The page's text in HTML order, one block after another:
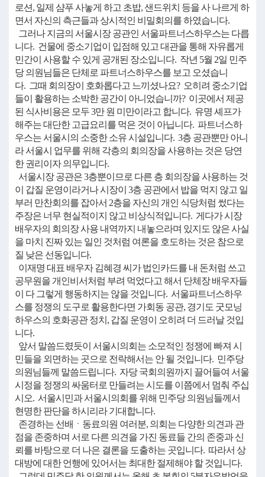
로션, 일제 샴푸 사놓게 하고 초밥, 샌드위치 등을 사 나르게 하
면서 자신의 측근들과 상시적인 비밀회의를 하였습니다.
그러나 지금의 서울시장 공관인 서울파트너스하우스는 다릅
니다. 건물에 중소기업이 입점해 있고 대관을 통해 자유롭게
민간이 사용할 수 있게 공개된 장소입니다. 작년 5월 2일 민주
당 의원님들은 단체로 파트너스하우스를 보고 오셨습니
다. 그때 회의장이 호화롭다고 느끼셨나요? 오히려 중소기업
들이 활용하는 소박한 공간이 아니었습니까? 이곳에서 제공
된 식사비용은 모두 3만 원 미만이라고 합니다. 유명 셰프가
해주는 대단한 고급요리를 먹은 것이 아닙니다. 파트너스하
우스는 서울시의 소중한 소유 시설입니다. 3층 공관뿐만 아니
라 서울시 업무를 위해 각층의 회의장을 사용하는 것은 당연
한 권리이자 의무입니다.
서울시장 공관은 3층뿐이므로 다른 층 회의장을 사용하는 것
이 갑질 운영이라거나 시장이 3층 공관에서 밥을 먹지 않고 일
부러 만찬회의를 잡아서 2층을 자신의 개인 식당처럼 썼다는
주장은 너무 현실적이지 않고 비상식적입니다. 게다가 시장
배우자의 회의장 사용 내역까지 내놓으라며 있지도 않은 사실
을 마치 진짜 있는 일인 것처럼 여론을 호도하는 것은 참으로
질 낮은 선동입니다.
이재명 대표 배우자 김혜경 씨가 법인카드를 내 돈처럼 쓰고
공무원을 개인비서처럼 부려 먹었다고 해서 단체장 배우자들
이 다 그렇게 행동하지는 않을 것입니다. 서울파트너스하우
스를 정쟁의 도구로 활용한다면 가회동 공관, 경기도 굿모닝
하우스의 호화공관 정치, 갑질 운영이 오히려 더 드러날 것입
니다.
앞서 말씀드렸듯이 서울시의회는 소모적인 정쟁에 빠져 시
민들을 외면하는 곳으로 전락해서는 안 될 것입니다. 민주당
의원님들께 말씀드립니다. 자당 국회의원까지 끌어들여 서울
시정을 정쟁의 싸움터로 만들려는 시도를 이쯤에서 멈춰 주십
시오. 서울시민과 서울시의회를 위해 민주당 의원님들께서
현명한 판단을 하시리라 기대합니다.
존경하는 선배ㆍ동료의원 여러분, 의회는 다양한 의견과 관
점을 존중하며 서로 다른 의견을 가진 동료들 간의 존중과 신
뢰를 바탕으로 더 나은 결론을 도출하는 곳입니다. 따라서 상
대방에 대한 언행에 있어서는 최대한 절제해야 할 것입니다.